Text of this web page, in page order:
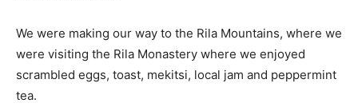
We were making our way to the Rila Mountains, where we
were visiting the Rila Monastery where we enjoyed
scrambled eggs, toast, mekitsi, local jam and peppermint
tea.